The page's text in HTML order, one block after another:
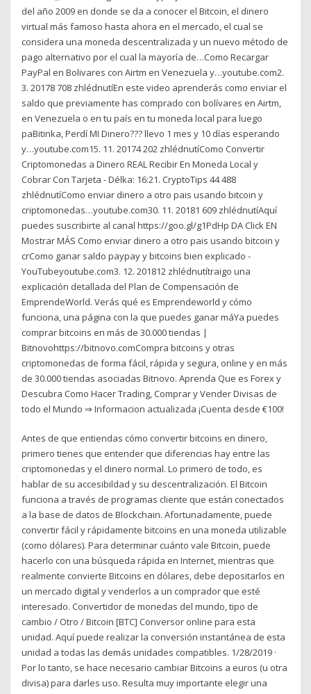
del año 2009 en donde se da a conocer el Bitcoin, el dinero
virtual más famoso hasta ahora en el mercado, el cual se
considera una moneda descentralizada y un nuevo método de
pago alternativo por el cual la mayoría de…Como Recargar
PayPal en Bolivares con Airtm en Venezuela y…youtube.com2.
3. 20178 708 zhlédnutíEn este video aprenderás como enviar el
saldo que previamente has comprado con bolívares en Airtm,
en Venezuela o en tu país en tu moneda local para luego
paBitinka, Perdí MI Dinero??? llevo 1 mes y 10 días esperando
y…youtube.com15. 11. 20174 202 zhlédnutíComo Convertir
Criptomonedas a Dinero REAL Recibir En Moneda Local y
Cobrar Con Tarjeta - Délka: 16:21. CryptoTips 44 488
zhlédnutíComo enviar dinero a otro pais usando bitcoin y
criptomonedas…youtube.com30. 11. 20181 609 zhlédnutíAquí
puedes suscribirte al canal https://goo.gl/g1PdHp DA Click EN
Mostrar MÁS Como enviar dinero a otro pais usando bitcoin y
crComo ganar saldo paypay y bitcoins bien explicado -
YouTubeyoutube.com3. 12. 201812 zhlédnutítraigo una
explicación detallada del Plan de Compensación de
EmprendeWorld. Verás qué es Emprendeworld y cómo
funciona, una página con la que puedes ganar máYa puedes
comprar bitcoins en más de 30.000 tiendas |
Bitnovohttps://bitnovo.comCompra bitcoins y otras
criptomonedas de forma fácil, rápida y segura, online y en más
de 30.000 tiendas asociadas Bitnovo. Aprenda Que es Forex y
Descubra Como Hacer Trading, Comprar y Vender Divisas de
todo el Mundo ⇒ Informacion actualizada ¡Cuenta desde €100!
Antes de que entiendas cómo convertir bitcoins en dinero,
primero tienes que entender que diferencias hay entre las
criptomonedas y el dinero normal. Lo primero de todo, es
hablar de su accesibildad y su descentralización. El Bitcoin
funciona a través de programas cliente que están conectados
a la base de datos de Blockchain. Afortunadamente, puede
convertir fácil y rápidamente bitcoins en una moneda utilizable
(como dólares). Para determinar cuánto vale Bitcoin, puede
hacerlo con una búsqueda rápida en Internet, mientras que
realmente convierte Bitcoins en dólares, debe depositarlos en
un mercado digital y venderlos a un comprador que esté
interesado. Convertidor de monedas del mundo, tipo de
cambio / Otro / Bitcoin [BTC] Conversor online para esta
unidad. Aquí puede realizar la conversión instantánea de esta
unidad a todas las demás unidades compatibles. 1/28/2019 ·
Por lo tanto, se hace necesario cambiar Bitcoins a euros (u otra
divisa) para darles uso. Resulta muy importante elegir una